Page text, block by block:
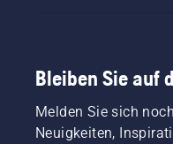
Bleiben Sie auf
Melden Sie sich
Neuigkeiten,